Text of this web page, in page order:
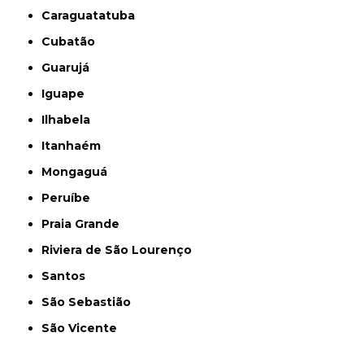
Caraguatatuba
Cubatão
Guarujá
Iguape
Ilhabela
Itanhaém
Mongaguá
Peruíbe
Praia Grande
Riviera de São Lourenço
Santos
São Sebastião
São Vicente